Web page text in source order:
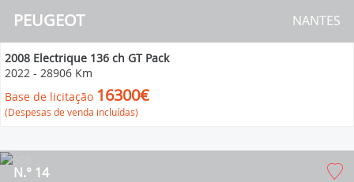
PEUGEOT NANTES
2008 Electrique 136 ch GT Pack
2022 - 28906 Km
Base de licitação 16300€
(Despesas de venda incluídas)
N.° 14